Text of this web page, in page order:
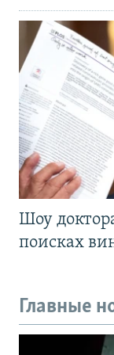
Шоу
поисках
Главные